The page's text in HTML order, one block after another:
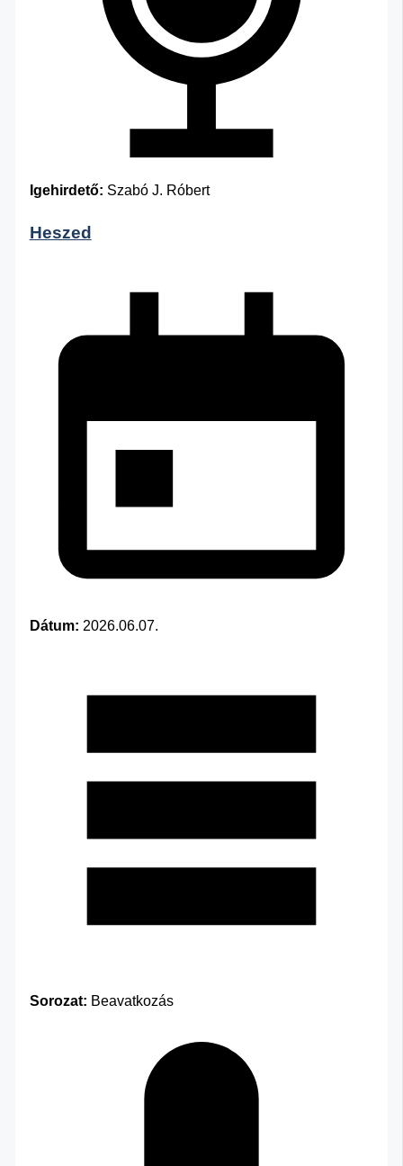
Igehirdető: Szabó J. Róbert
Heszed
Dátum: 2026.06.07.
Sorozat: Beavatkozás